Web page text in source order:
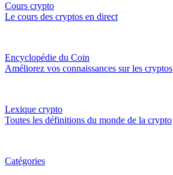
Cours crypto
Le cours des cryptos en direct
Encyclopédie du Coin
Améliorez vos connaissances sur les cryptos
Lexique crypto
Toutes les définitions du monde de la crypto
Catégories